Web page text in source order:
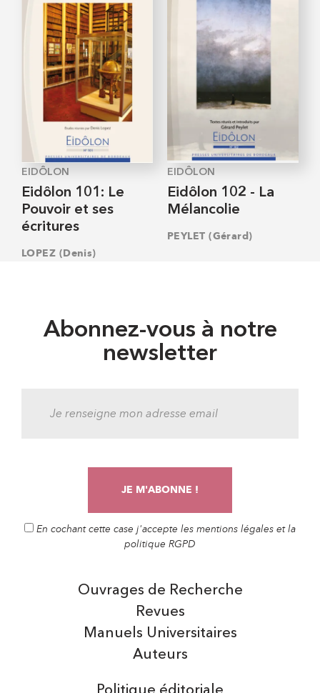
EIDÔLON
Eidôlon 101: Le
Pouvoir et ses
écritures
LOPEZ (Denis)
EIDÔLON
Eidôlon 102 - La
Mélancolie
PEYLET (Gérard)
Abonnez-vous à notre
newsletter
En cochant cette case j'accepte les mentions légales et la
politique RGPD
Auteurs
Manuels Universitaires
Ouvrages de Recherche
Revues